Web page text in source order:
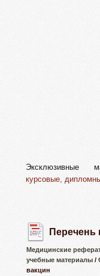
Эксклюзивные
курсовые,
Перечень
Медицинские
учебные материалы /
вакцин